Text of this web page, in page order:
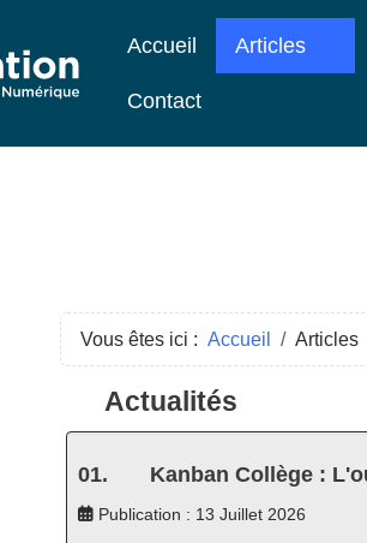
Accueil Articles
Contact
Vous êtes ici : Accueil Articles
Actualités
Kanban Collège :
Publication : 13 Juillet 2026